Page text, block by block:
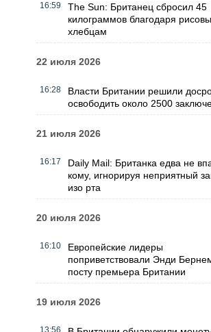
16:59
The Sun: Британец сбросил 45
килограммов благодаря
хлебцам
22 июля 2026
16:28
Власти Британии решили
освободить около 2500
21 июля 2026
16:17
Daily Mail: Британка едва не
кому, игнорируя неприятный
изо рта
20 июля 2026
16:10
Европейские лидеры
поприветствовали Энди
посту премьера Британии
19 июля 2026